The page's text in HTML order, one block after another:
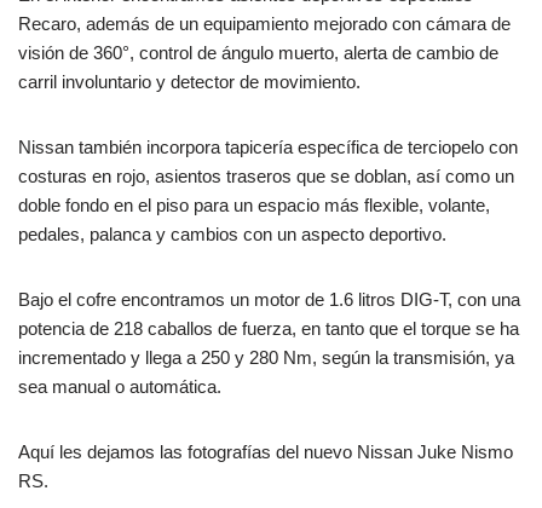
Recaro, además de un equipamiento mejorado con cámara de
visión de 360°, control de ángulo muerto, alerta de cambio de
carril involuntario y detector de movimiento.
Nissan también incorpora tapicería específica de terciopelo con
costuras en rojo, asientos traseros que se doblan, así como un
doble fondo en el piso para un espacio más flexible, volante,
pedales, palanca y cambios con un aspecto deportivo.
Bajo el cofre encontramos un motor de 1.6 litros DIG-T, con una
potencia de 218 caballos de fuerza, en tanto que el torque se ha
incrementado y llega a 250 y 280 Nm, según la transmisión, ya
sea manual o automática.
Aquí les dejamos las fotografías del nuevo Nissan Juke Nismo
RS.